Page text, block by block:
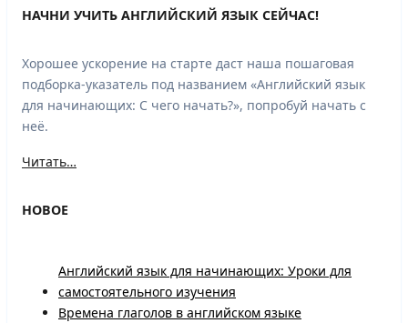
НАЧНИ УЧИТЬ АНГЛИЙСКИЙ ЯЗЫК СЕЙЧАС!
Хорошее ускорение на старте даст наша пошаговая
подборка-указатель под названием «Английский язык
для начинающих: С чего начать?», попробуй начать с
неё.
Читать…
НОВОЕ
Английский язык для начинающих: Уроки для
самостоятельного изучения
Времена глаголов в английском языке